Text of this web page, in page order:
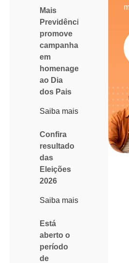
Mais
Previdência
promove
campanha
em
homenagem
ao Dia
dos Pais
Saiba mais
Confira
resultado
das
Eleições
2026
Saiba mais
Está
aberto o
período
de